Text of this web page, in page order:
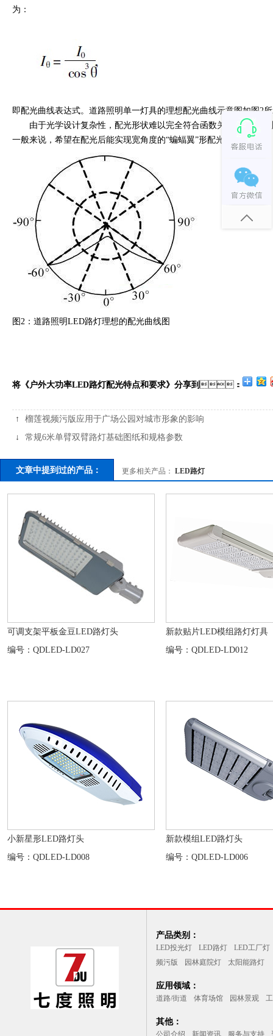
为：
即配光曲线表达式。道路照明单一灯具的理想配光曲线示意图如图2所示
由于光学设计复杂性，配光形状难以完全符合函数关系，可以减小θ
一般来说，希望在配光后能实现宽角度的“蝙蝠翼”形配光。
图2：道路照明LED路灯理想的配光曲线图
将《户外大功率LED路灯配光特点和要求》分享到 ：
↑
榴莲视频污版应用于广场公园对城市形象的影响
↓
常规6米单臂双臂路灯基础图纸和规格参数
文章中提到过的产品： 更多相关产品： LED路灯
可调支架平板金豆LED路灯头
编号：QDLED-LD027
新款贴片LED模组路灯灯具
编号：QDLED-LD012
小新星形LED路灯头
编号：QDLED-LD008
新款模组LED路灯头
编号：QDLED-LD006
产品类别：
LED投光灯 LED路灯
LED工厂灯
频污版
园林庭院灯 太阳能路灯
应用领域：
道路/街道 体育场馆 园林景观
其他：
公司介绍 新闻资讯 服务与支持